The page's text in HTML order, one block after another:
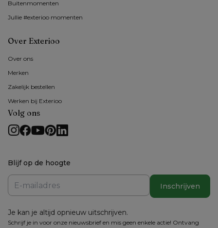
Buitenmomenten
Jullie #exterioo momenten
Over Exterioo
Over ons
Merken
Zakelijk bestellen
Werken bij Exterioo
Volg ons
Blijf op de hoogte
Inschrijven
Je kan je altijd opnieuw uitschrijven.
Schrijf je in voor onze nieuwsbrief en mis geen enkele actie! Ontvang